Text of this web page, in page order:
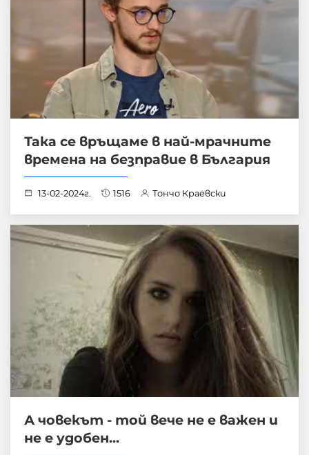
Така се връщаме в най-мрачните
времена на безправие в България
13-02-2024г. 1516 Тончо Краевски
А човекът - той вече не е важен и
не е удобен...